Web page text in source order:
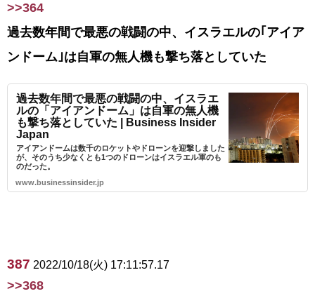
>>364
過去数年間で最悪の戦闘の中、イスラエルの｢アイア
ンドーム｣は自軍の無人機も撃ち落としていた
過去数年間で最悪の戦闘の中、イスラエ
ルの「アイアンドーム」は自軍の無人機
も撃ち落としていた | Business Insider
Japan
アイアンドームは数千のロケットやドローンを迎撃しました
が、そのうち少なくとも1つのドローンはイスラエル軍のも
のだった。
www.businessinsider.jp
387 2022/10/18(火) 17:11:57.17
>>368